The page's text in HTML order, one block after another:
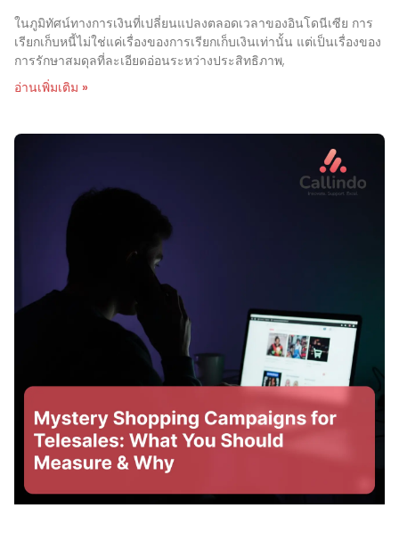
ในภูมิทัศน์ทางการเงินที่เปลี่ยนแปลงตลอดเวลาของอินโดนีเซีย การ
เรียกเก็บหนี้ไม่ใช่แค่เรื่องของการเรียกเก็บเงินเท่านั้น แต่เป็นเรื่องของ
การรักษาสมดุลที่ละเอียดอ่อนระหว่างประสิทธิภาพ,
อ่านเพิ่มเติม »